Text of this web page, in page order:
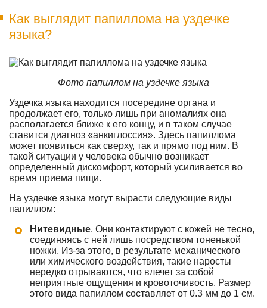
Как выглядит папиллома на уздечке
языка?
Фото папиллом на уздечке языка
Уздечка языка находится посередине органа и
продолжает его, только лишь при аномалиях она
располагается ближе к его концу, и в таком случае
ставится диагноз «анкиглоссия». Здесь папиллома
может появиться как сверху, так и прямо под ним. В
такой ситуации у человека обычно возникает
определенный дискомфорт, который усиливается во
время приема пищи.
На уздечке языка могут вырасти следующие виды
папиллом:
Нитевидные. Они контактируют с кожей не тесно,
соединяясь с ней лишь посредством тоненькой
ножки. Из-за этого, в результате механического
или химического воздействия, такие наросты
нередко отрываются, что влечет за собой
неприятные ощущения и кровоточивость. Размер
этого вида папиллом составляет от 0.3 мм до 1 см.